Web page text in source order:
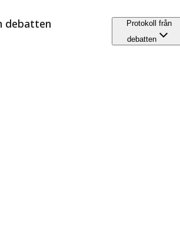
debatten
Protokoll från
debatten